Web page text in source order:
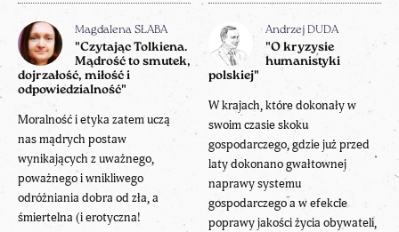
Magdalena SŁABA
"Czytając Tolkiena.
Mądrość to smutek,
dojrzałość, miłość i
odpowiedzialność"
Moralność i etyka zatem uczą
nas mądrych postaw
wynikających z uważnego,
poważnego i wnikliwego
odróżniania dobra od zła, a
śmiertelna (i erotyczna!
Andrzej DUDA
"O kryzysie
humanistyki
polskiej"
W krajach, które dokonały w
swoim czasie skoku
gospodarczego, gdzie już przed
laty dokonano gwałtownej
naprawy systemu
gospodarczego a w efekcie
poprawy jakości życia obywateli,